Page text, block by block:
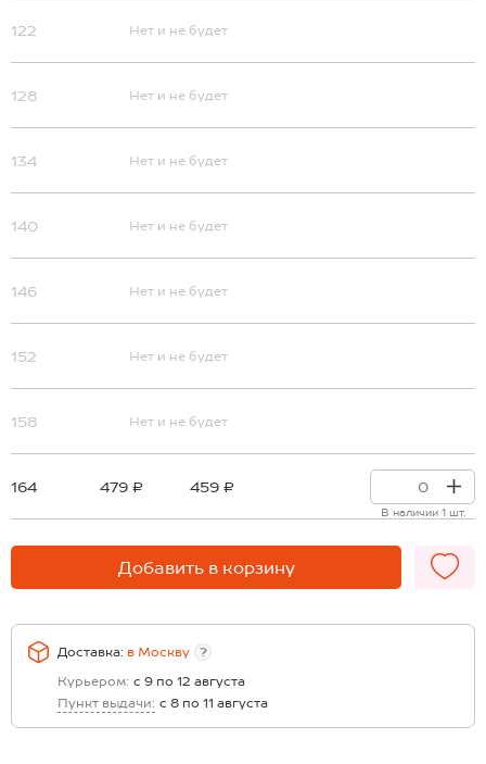
122 Нет и не будет
128 Нет и не будет
134 Нет и не будет
140 Нет и не будет
146 Нет и не будет
152 Нет и не будет
158 Нет и не будет
164 479 ₽ 459 ₽
В наличии 1 шт.
Добавить в корзину
Доставка: в Москву
?
Курьером: с 9 по 12 августа
Пункт выдачи: с 8 по 11 августа